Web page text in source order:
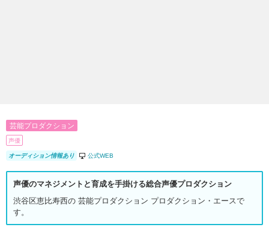
芸能プロダクション
声優
オーディション情報あり 公式WEB
声優のマネジメントと育成を手掛ける総合声優プロダクション
渋谷区恵比寿西の 芸能プロダクション プロダクション・エースで
す。